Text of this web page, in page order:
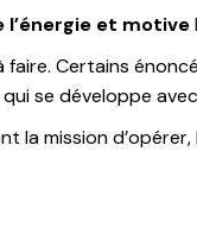
l’énergie et motive
faire. Certains
se développe
la mission